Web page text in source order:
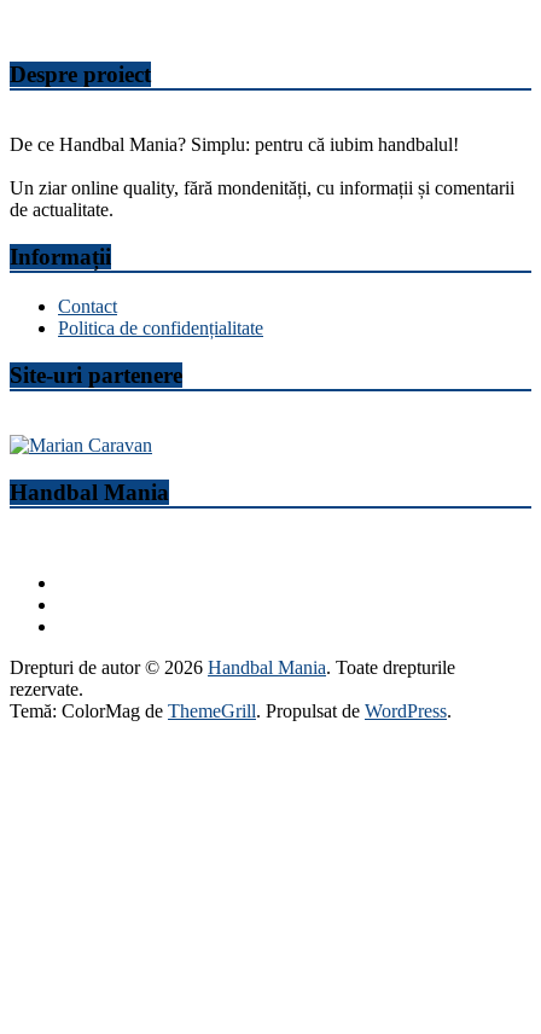
Despre proiect
De ce Handbal Mania? Simplu: pentru că iubim handbalul!
Un ziar online quality, fără mondenități, cu informații și comentarii
de actualitate.
Informații
Contact
Politica de confidențialitate
Site-uri partenere
Handbal Mania
Drepturi de autor © 2026 Handbal Mania. Toate drepturile
rezervate.
Temă: ColorMag de ThemeGrill. Propulsat de WordPress.